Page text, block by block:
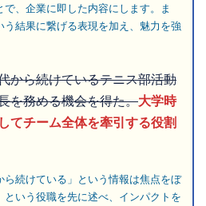
、企業に即した内容にします。ま
結果に繋げる表現を加え、魅力を強
から続けているテニス部活動
を務める機会を得た。大学時
てチーム全体を牽引する役割
続けている」という情報は焦点をぼ
いう役職を先に述べ、インパクトを